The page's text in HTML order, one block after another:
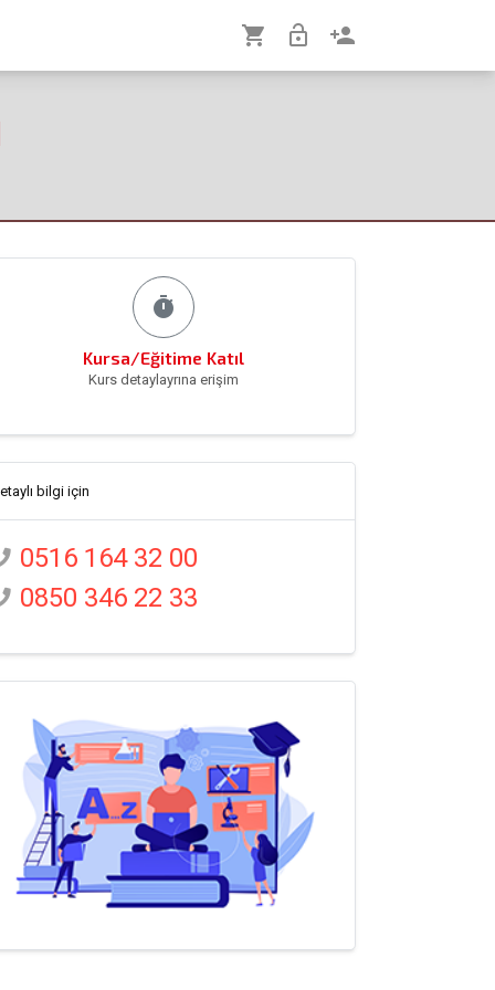
shopping_cart lock_open person_add
timer
Kursa/Eğitime Katıl
Kurs detaylayrına erişim
bilgi için
0516 164 32 00
0850 346 22 33